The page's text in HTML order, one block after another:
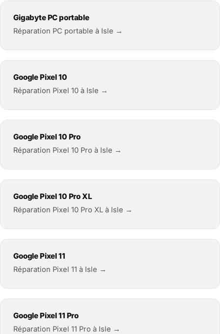
Gigabyte PC portable
Réparation PC portable à Isle →
Google Pixel 10
Réparation Pixel 10 à Isle →
Google Pixel 10 Pro
Réparation Pixel 10 Pro à Isle →
Google Pixel 10 Pro XL
Réparation Pixel 10 Pro XL à Isle →
Google Pixel 11
Réparation Pixel 11 à Isle →
Google Pixel 11 Pro
Réparation Pixel 11 Pro à Isle →